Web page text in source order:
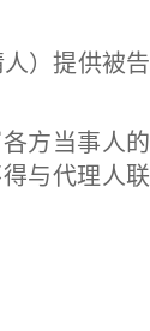
）提供被告
方当事人的
与代理人联